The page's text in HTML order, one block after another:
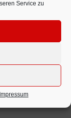
Service zu
Impressum